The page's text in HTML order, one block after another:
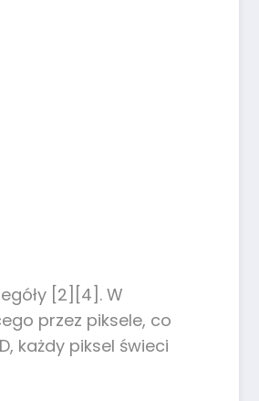
[2][4]. W
przez piksele, co
każdy piksel świeci